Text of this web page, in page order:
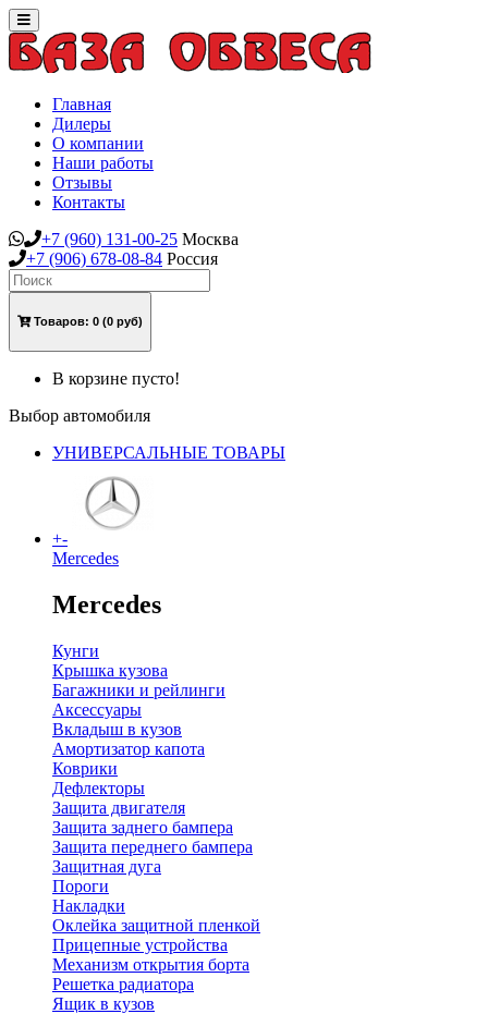
Toggle
navigation
Главная
Дилеры
О компании
Наши работы
Отзывы
Контакты
+7 (960) 131-00-25 Москва
+7 (906) 678-08-84 Россия
Товаров: 0 (0 руб)
В корзине пусто!
Выбор автомобиля
УНИВЕРСАЛЬНЫЕ ТОВАРЫ
+-
Mercedes
Mercedes
Кунги
Крышка кузова
Багажники и рейлинги
Аксессуары
Вкладыш в кузов
Амортизатор капота
Коврики
Дефлекторы
Защита двигателя
Защита заднего бампера
Защита переднего бампера
Защитная дуга
Пороги
Накладки
Оклейка защитной пленкой
Прицепные устройства
Механизм открытия борта
Решетка радиатора
Ящик в кузов